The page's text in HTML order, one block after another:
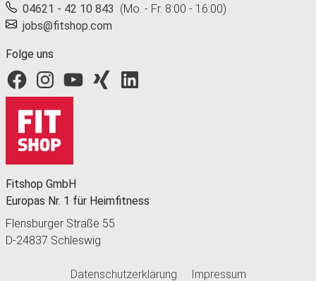
04621 - 42 10 843 (Mo. - Fr. 8:00 - 16:00)
jobs@fitshop.com
Folge uns
Fitshop bei YouTube
Fitshop GmbH
Europas Nr. 1 für Heimfitness
Flensburger Straße 55
D-24837 Schleswig
Datenschutzerklärung Impressum